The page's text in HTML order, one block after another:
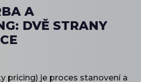
A
DVĚ STRANY
pricing) je proces stanovení a